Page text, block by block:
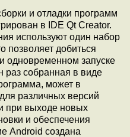
и отладки программ
в IDE Qt Creator.
используют один набор
позволяет добиться
одновременном запуске
раз собранная в виде
может в
различных версий
при выходе новых
и обеспечения
Android создана